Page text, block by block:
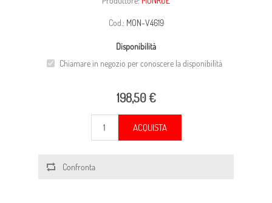
Cod.: MON-V4619
Disponibilità
Chiamare in negozio per conoscere la disponibilità
198,50 €
ACQUISTA
Confronta